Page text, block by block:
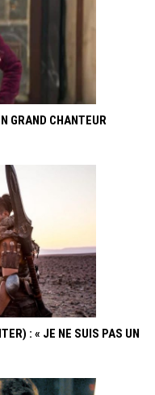
GRAND CHANTEUR
: « JE NE SUIS PAS UN